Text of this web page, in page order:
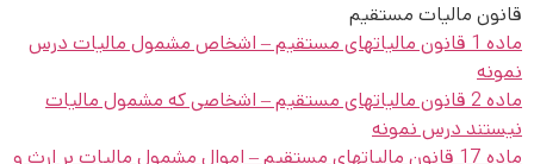
قانون مالیات مستقیم
ماده 1 قانون مالیاتهای مستقیم – اشخاص مشمول مالیات
درس
نمونه
ماده 2 قانون مالیاتهای مستقیم – اشخاصی که مشمول مالیات
نیستنددرس نمونه
ماده 17 قانون مالیاتهای مستقیم – اموال مشمول مالیات بر ارث و